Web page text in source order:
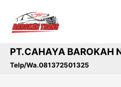
konten
PT.CAHAYA BAROKAH
Telp/Wa.081372501325